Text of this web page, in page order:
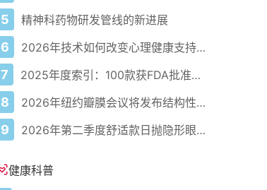
5 精神科药物研发管线的新进展
6 2026年技术如何改变心理健康支持的获取方式
7 2025年度索引：100款获FDA批准的AI驱动医疗设备
8 2026年纽约瓣膜会议将发布结构性心脏病最新研究成果
9 2026年第二季度舒适款日抛隐形眼镜推荐，优瞳主打长效佩戴体验
健康科普